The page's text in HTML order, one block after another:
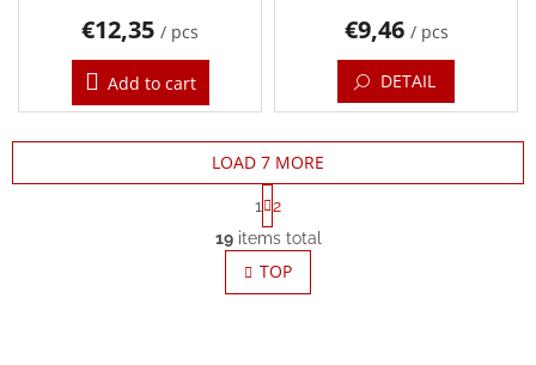
€12,35 / pcs
Add to cart
€9,46 / pcs
DETAIL
L
i
s
t
LOAD 7 MORE
P
a
g
i
n
a
1
2
19items total
TOP